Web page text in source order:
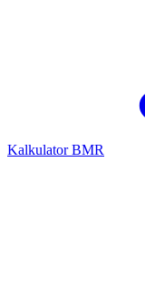
Kalkulator BMR